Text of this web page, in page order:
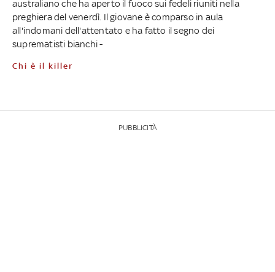
australiano che ha aperto il fuoco sui fedeli riuniti nella
preghiera del venerdì. Il giovane è comparso in aula
all'indomani dell'attentato e ha fatto il segno dei
suprematisti bianchi -
Chi è il killer
PUBBLICITÀ